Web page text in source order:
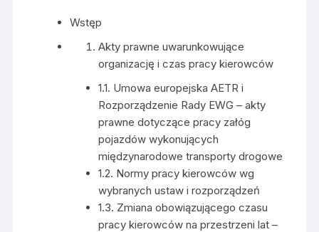
Wstęp
Akty prawne uwarunkowujące
organizację i czas pracy kierowców
1.1. Umowa europejska AETR i
Rozporządzenie Rady EWG – akty
prawne dotyczące pracy załóg
pojazdów wykonujących
międzynarodowe transporty drogowe
1.2. Normy pracy kierowców wg
wybranych ustaw i rozporządzeń
1.3. Zmiana obowiązującego czasu
pracy kierowców na przestrzeni lat –